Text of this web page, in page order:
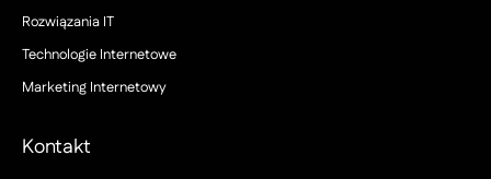
Rozwiązania IT
Technologie Internetowe
Marketing Internetowy
Kontakt